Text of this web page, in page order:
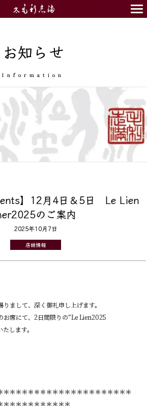
お知らせ
Information
】12月4日＆5日 Le Lien
のご案内
2025年10月7日
店舗情報
まして、深く御礼申し上げます。
お席にて、2日間限りの”Le Lien2025
します。
＊＊＊＊＊＊＊＊＊＊＊＊＊＊＊＊＊＊＊＊＊
＊＊＊＊＊＊＊＊＊＊＊